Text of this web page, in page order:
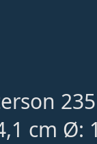
cm Ø: